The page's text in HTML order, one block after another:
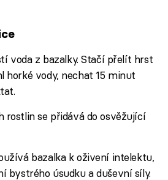
voda z bazalky. Stačí přelít hrst
horké vody, nechat 15 minut
rostlin se přidává do osvěžující
bazalka k oživení intelektu,
bystrého úsudku a duševní síly.